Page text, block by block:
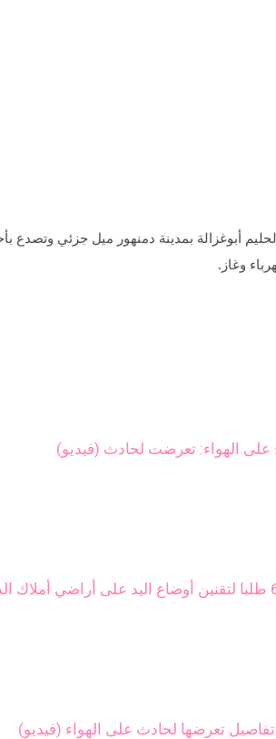
وغاز.
الهواء: تعرضت لحادث (فيديو)
تعرضها لحادث على الهواء (فيديو)